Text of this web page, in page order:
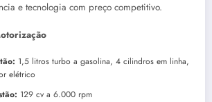
e tecnologia com preço competitivo.
1,5 litros turbo a gasolina, 4 cilindros em linha,
elétrico
129 cv a 6.000 rpm